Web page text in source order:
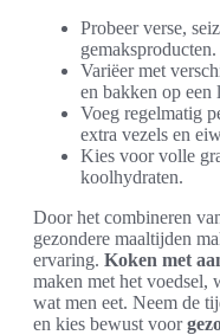
Probeer verse,
gemaksproducten.
Variëer met
en bakken op een
Voeg regelmatig
extra vezels en
Kies voor volle
koolhydraten.
Door het combineren
gezondere maaltijden
ervaring. Koken met
maken met het voedsel,
wat men eet. Neem de
en kies bewust voor